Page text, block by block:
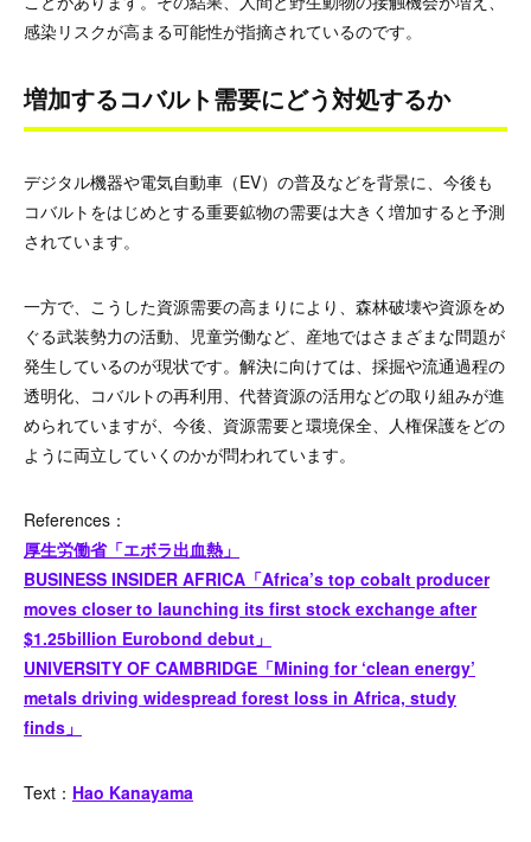
感染リスクが高まる可能性が指摘されているのです。
増加するコバルト需要にどう対処するか
デジタル機器や電気自動車（EV）の普及などを背景に、今後も
コバルトをはじめとする重要鉱物の需要は大きく増加すると予測
されています。
一方で、こうした資源需要の高まりにより、森林破壊や資源をめ
ぐる武装勢力の活動、児童労働など、産地ではさまざまな問題が
発生しているのが現状です。解決に向けては、採掘や流通過程の
透明化、コバルトの再利用、代替資源の活用などの取り組みが進
められていますが、今後、資源需要と環境保全、人権保護をどの
ように両立していくのかが問われています。
References：
厚生労働省「エボラ出血熱」
BUSINESS INSIDER AFRICA「Africa’s top cobalt producer
moves closer to launching its first stock exchange after
$1.25billion Eurobond debut」
UNIVERSITY OF CAMBRIDGE「Mining for ‘clean energy’
metals driving widespread forest loss in Africa, study
finds」
Text： Hao Kanayama